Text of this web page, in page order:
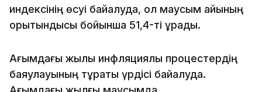
индексінің өсуі байқалуда, ол маусым айының
қорытындысы бойынша 51,4-ті құрады.
Ағымдағы жылы инфляциялық процестердің
баяулауының тұрақты үрдісі байқалуда.